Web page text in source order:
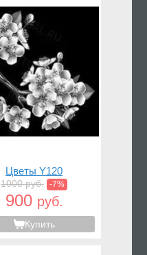
Цветы Y120
1000 руб. -7%
900 руб.
Купить